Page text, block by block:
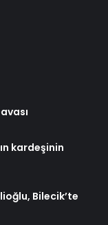
kardeşinin
Bilecik’te